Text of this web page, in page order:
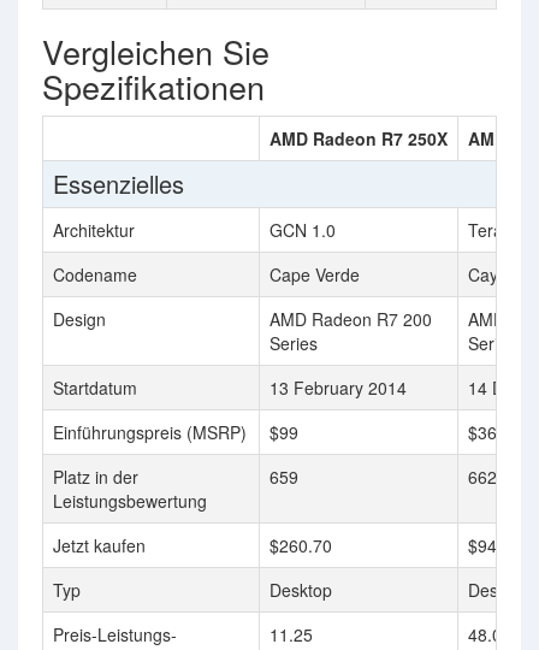
Vergleichen Sie
Spezifikationen
AMD Radeon R7 250X AMD
Essenzielles
Architektur GCN 1.0
Codename
Cape Verde
Cayman
Design
AMD Radeon R7 200
Series
AMD
Series
Startdatum
13 February 2014
14
Einführungspreis (MSRP)
$99
$369
Platz in der
Leistungsbewertung
659 662
Jetzt kaufen $260.70
$94.99
Typ
Desktop
Desktop
Preis-Leistungs-
11.25 48.01